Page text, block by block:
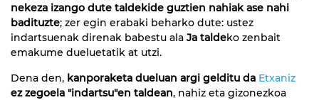
nekeza izango dute taldekide guztien nahiak ase nahi
badituzte; zer egin erabaki beharko dute: ustez
indartsuenak direnak babestu ala Ja taldeko zenbait
emakume dueluetatik at utzi.
Dena den, kanporaketa dueluan argi gelditu da Etxaniz
ez zegoela "indartsu"en taldean, nahiz eta gizonezkoa